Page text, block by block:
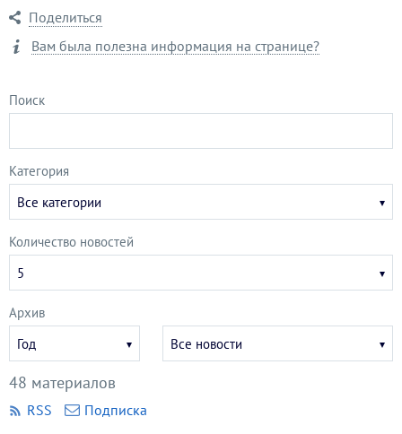
Поделиться
Вам была полезна информация на странице?
Поиск
Категория
Все категории
Количество новостей
5
Архив
год
Год
месяц
Все новости
48 материалов
RSS Подписка